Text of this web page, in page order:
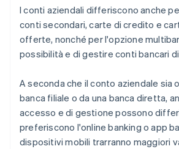
I conti aziendali differiscono anche
conti secondari, carte di credito e
offerte, nonché per l'opzione
possibilità e di gestire conti bancari
A seconda che il conto aziendale sia
banca filiale o da una banca diretta,
accesso e di gestione possono
preferiscono l'online banking o app
dispositivi mobili trarranno maggiori